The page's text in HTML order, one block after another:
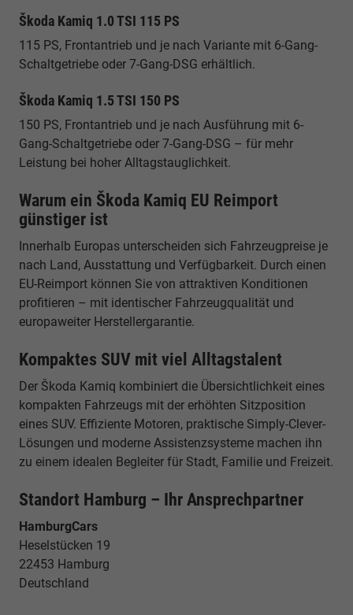
Škoda Kamiq 1.0 TSI 115 PS
115 PS, Frontantrieb und je nach Variante mit 6-Gang-
Schaltgetriebe oder 7-Gang-DSG erhältlich.
Škoda Kamiq 1.5 TSI 150 PS
150 PS, Frontantrieb und je nach Ausführung mit 6-
Gang-Schaltgetriebe oder 7-Gang-DSG – für mehr
Leistung bei hoher Alltagstauglichkeit.
Warum ein Škoda Kamiq EU Reimport
günstiger ist
Innerhalb Europas unterscheiden sich Fahrzeugpreise je
nach Land, Ausstattung und Verfügbarkeit. Durch einen
EU-Reimport können Sie von attraktiven Konditionen
profitieren – mit identischer Fahrzeugqualität und
europaweiter Herstellergarantie.
Kompaktes SUV mit viel Alltagstalent
Der Škoda Kamiq kombiniert die Übersichtlichkeit eines
kompakten Fahrzeugs mit der erhöhten Sitzposition
eines SUV. Effiziente Motoren, praktische Simply-Clever-
Lösungen und moderne Assistenzsysteme machen ihn
zu einem idealen Begleiter für Stadt, Familie und Freizeit.
Standort Hamburg – Ihr Ansprechpartner
HamburgCars
Heselstücken 19
22453 Hamburg
Deutschland